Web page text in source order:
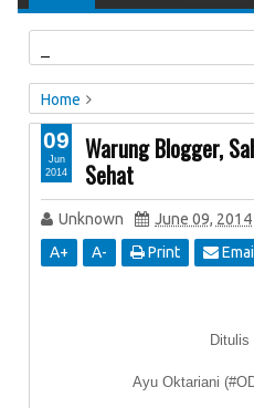
Home
Olahraga & Kesehatan
Warung Blogger, Sahabat
Warung Blogger,
Sehat
Unknown June 09, 2014
A+ A- Print
Ditulis
Ayu Oktariani
09
Jun
2014